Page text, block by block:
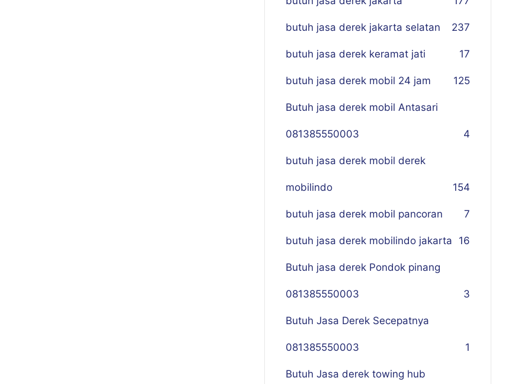
butuh jasa derek jakarta selatan 237
butuh jasa derek keramat jati 17
butuh jasa derek mobil 24 jam 125
Butuh jasa derek mobil Antasari
081385550003 4
butuh jasa derek mobil derek
mobilindo 154
butuh jasa derek mobil pancoran 7
butuh jasa derek mobilindo jakarta 16
Butuh jasa derek Pondok pinang
081385550003 3
Butuh Jasa Derek Secepatnya
081385550003 1
Butuh Jasa derek towing hub